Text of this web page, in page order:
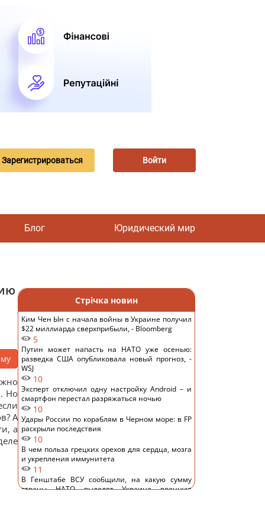
Зарегистрироваться Войти
Блог Юридический мир
Но
А
а
Стрічка новин
Ким Чен Ын с начала войны в Украине получил
$22 миллиарда сверхприбыли, - Bloomberg
5
Путин может напасть на НАТО уже осенью:
разведка США опубликовала новый прогноз, -
WSJ
10
Эксперт отключил одну настройку Android – и
смартфон перестал разряжаться ночью
10
Удары России по кораблям в Черном море: в FP
раскрыли последствия
10
В чем польза грецких орехов для сердца, мозга
и укрепления иммунитета
11
В Генштабе ВСУ сообщили, на какую сумму
страны НАТО выделят Украине военную